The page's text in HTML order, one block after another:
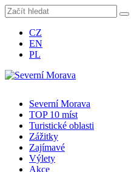
CZ
EN
PL
Severní Morava
TOP 10 míst
Turistické oblasti
Zážitky
Zajímavé
Výlety
Akce